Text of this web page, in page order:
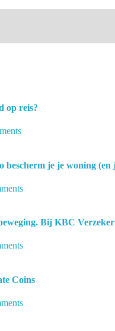
op reis?
bescherm je je woning (en
Bij KBC
Coins